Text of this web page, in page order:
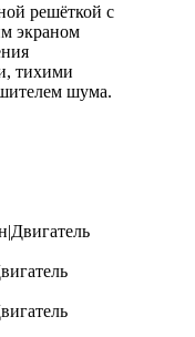
решёткой с
экраном
тихими
шума.